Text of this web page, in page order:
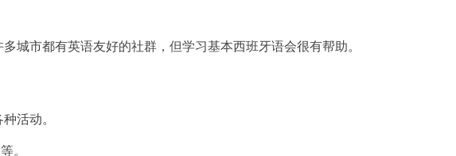
城市都有英语友好的社群，但学习基本西班牙语会很有帮助。
活动。
。